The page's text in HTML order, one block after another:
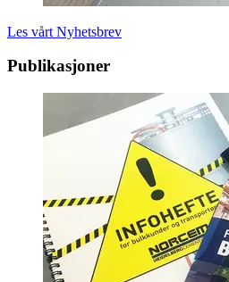
Les vårt Nyhetsbrev
Publikasjoner